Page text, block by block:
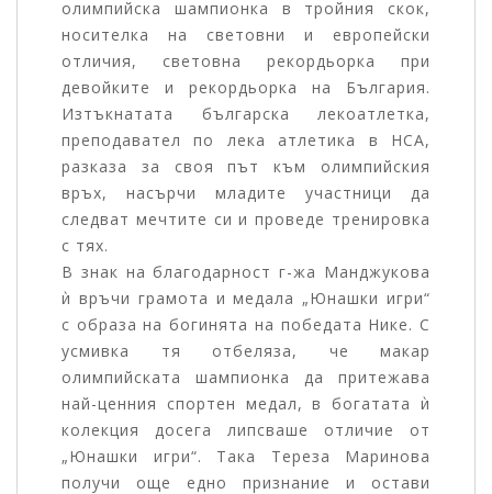
олимпийска шампионка в тройния скок,
носителка на световни и европейски
отличия, световна рекордьорка при
девойките и рекордьорка на България.
Изтъкнатата българска лекоатлетка,
преподавател по лека атлетика в НСА,
разказа за своя път към олимпийския
връх, насърчи младите участници да
следват мечтите си и проведе тренировка
с тях.
В знак на благодарност г-жа Манджукова
ѝ връчи грамота и медала „Юнашки игри“
с образа на богинята на победата Нике. С
усмивка тя отбеляза, че макар
олимпийската шампионка да притежава
най-ценния спортен медал, в богатата ѝ
колекция досега липсваше отличие от
„Юнашки игри“. Така Тереза Маринова
получи още едно признание и остави